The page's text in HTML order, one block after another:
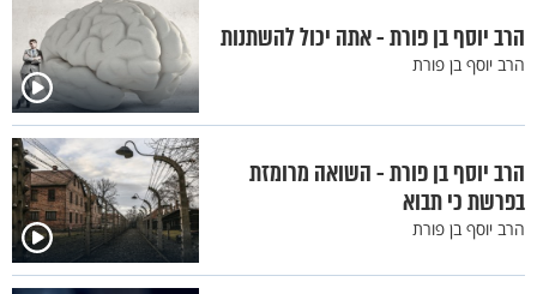
הרב יוסף בן פורת - אתה יכול להשתנות
הרב יוסף בן פורת
הרב יוסף בן פורת - השואה מרומזת
בפרשת כי תבוא
הרב יוסף בן פורת